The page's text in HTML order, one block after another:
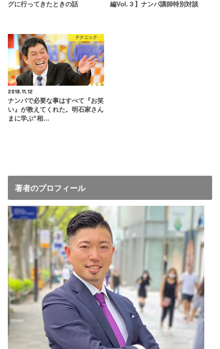
グに行ってきたときの話
編Vol.３】ナンパ講師特別対談
テクニック
2018.11.12
ナンパで必要な事はすべて『お笑
い』が教えてくれた。明石家さん
まに学ぶ“相…
著者のプロフィール